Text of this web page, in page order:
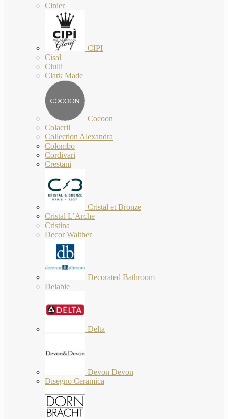
Cinier
CIPI
Cisal
Ciulli
Clark Made
Cocoon
Colacril
Collection Alexandra
Colombo
Cordivari
Crestani
Cristal et Bronze
Cristal L’Arche
Cristina
Decor Walther
Decorated Bathroom
Delabie
Delta
Devon Devon
Disegno Ceramica